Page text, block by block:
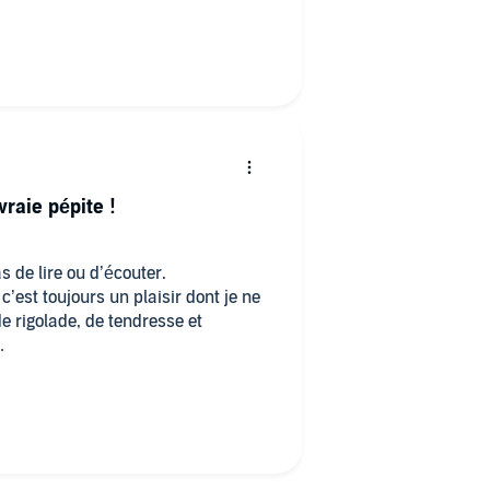
de lire ou d’écouter.
toujours un plaisir dont je ne
rigolade, de tendresse et
pépite !